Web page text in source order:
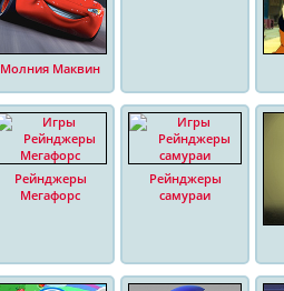
Молния Маквин
Рейнджеры
Мегафорс
Рейнджеры
самураи